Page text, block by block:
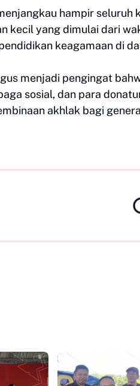
hampir
kecil yang dimulai dari
keagamaan di
menjadi pengingat
sosial, dan para
akhlak bagi